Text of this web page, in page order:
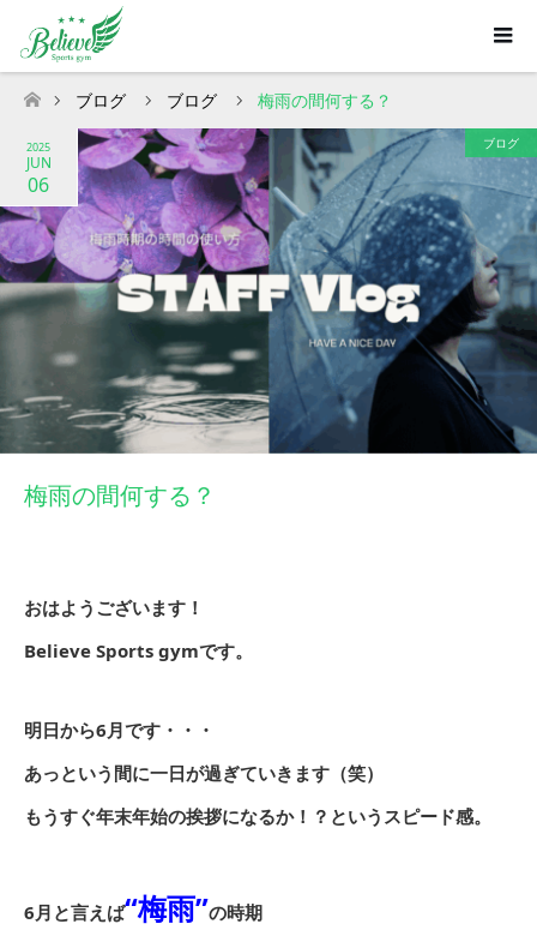
ホーム
ブログ ブログ 梅雨の間何する？
2025
JUN
06
ブログ
梅雨の間何する？
おはようございます！
Believe Sports gymです。
明日から6月です・・・
あっという間に一日が過ぎていきます（笑）
もうすぐ年末年始の挨拶になるか！？というスピード感。
6月と言えば“梅雨”の時期